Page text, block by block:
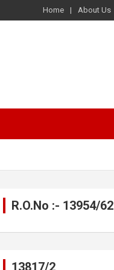
Home About Us
R.O.No :- 13954/62
13817/2